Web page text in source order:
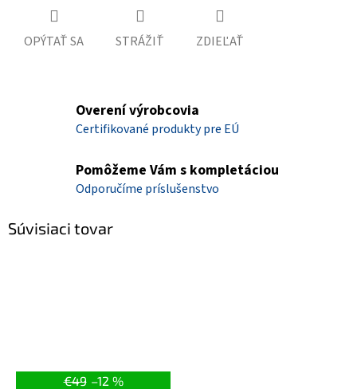
OPÝTAŤ SA STRÁŽIŤ ZDIEĽAŤ
Overení výrobcovia
Certifikované produkty pre EÚ
Pomôžeme Vám s kompletáciou
Odporučíme príslušenstvo
Súvisiaci tovar
€49 –12 %